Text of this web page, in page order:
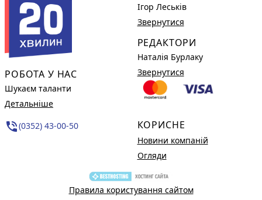
РОБОТА У НАС
Шукаєм таланти
Детальніше
phone_in_talk(0352) 43-00-50
Ігор Леськів
Звернутися
РЕДАКТОРИ
Наталія Бурлаку
Звернутися
КОРИСНЕ
Новини компаній
Огляди
Правила користування сайтом